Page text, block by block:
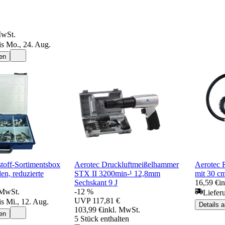
Mo., 24. Aug.
Sortimentsbox
reduzierte
Mi., 12. Aug.
Aerotec Druckluftmeißelhammer
STX II 3200min-¹ 12,8mm
Sechskant 9 J
-12 %
UVP 117,81 €
103,99 €inkl. MwSt.
5 Stück enthalten
Aerotec
mit 30
16,59 €
Details